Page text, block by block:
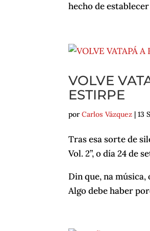
hecho de
VOLVE
ESTIRPE
porCarlos Vázquez |13
Tras esa sorte de
Vol. 2”, o día 24 de
Din que, na
Algo debe haber